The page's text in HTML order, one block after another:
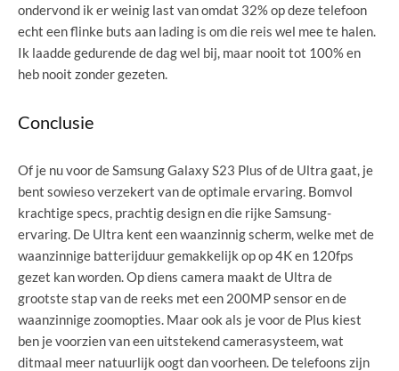
ondervond ik er weinig last van omdat 32% op deze telefoon
echt een flinke buts aan lading is om die reis wel mee te halen.
Ik laadde gedurende de dag wel bij, maar nooit tot 100% en
heb nooit zonder gezeten.
Conclusie
Of je nu voor de Samsung Galaxy S23 Plus of de Ultra gaat, je
bent sowieso verzekert van de optimale ervaring. Bomvol
krachtige specs, prachtig design en die rijke Samsung-
ervaring. De Ultra kent een waanzinnig scherm, welke met de
waanzinnige batterijduur gemakkelijk op op 4K en 120fps
gezet kan worden. Op diens camera maakt de Ultra de
grootste stap van de reeks met een 200MP sensor en de
waanzinnige zoomopties. Maar ook als je voor de Plus kiest
ben je voorzien van een uitstekend camerasysteem, wat
ditmaal meer natuurlijk oogt dan voorheen. De telefoons zijn